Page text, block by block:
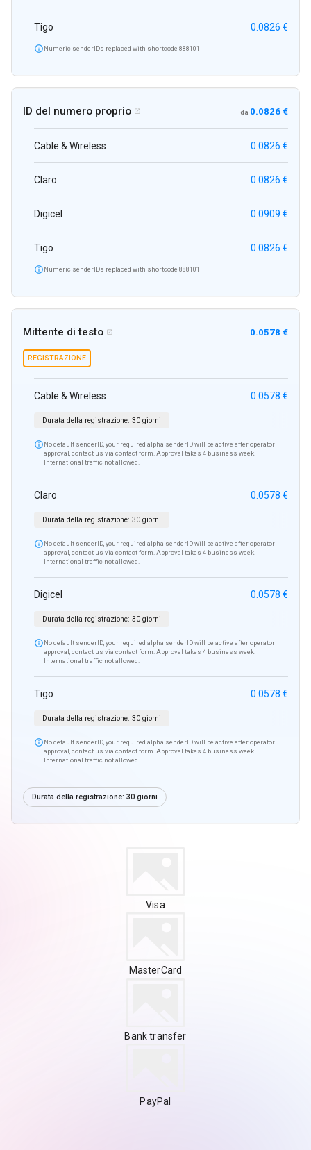
Tigo 0.0826 €
Numeric senderIDs replaced with shortcode 888101
ID del numero proprio  da 0.0826 €
Cable & Wireless 0.0826 €
Claro 0.0826 €
Digicel 0.0909 €
Tigo 0.0826 €
Numeric senderIDs replaced with shortcode 888101
Mittente di testo  0.0578 €
REGISTRAZIONE
Cable & Wireless 0.0578 €
Durata della registrazione: 30 giorni
No default senderID, your required alpha senderID will be active after operator
approval, contact us via contact form. Approval takes 4 business week.
International traffic not allowed.
Claro 0.0578 €
Durata della registrazione: 30 giorni
No default senderID, your required alpha senderID will be active after operator
approval, contact us via contact form. Approval takes 4 business week.
International traffic not allowed.
Digicel 0.0578 €
Durata della registrazione: 30 giorni
No default senderID, your required alpha senderID will be active after operator
approval, contact us via contact form. Approval takes 4 business week.
International traffic not allowed.
Tigo 0.0578 €
Durata della registrazione: 30 giorni
No default senderID, your required alpha senderID will be active after operator
approval, contact us via contact form. Approval takes 4 business week.
International traffic not allowed.
Durata della registrazione: 30 giorni
Visa
MasterCard
Bank transfer
PayPal